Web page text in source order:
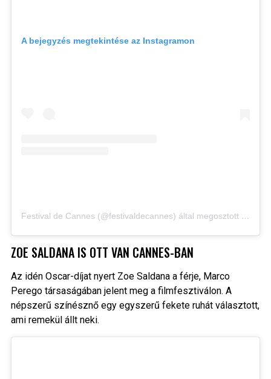
A bejegyzés megtekintése az Instagramon
Festival de Cannes (@festivaldecannes) által megosztott bejegyzés
ZOE SALDANA IS OTT VAN CANNES-BAN
Az idén Oscar-díjat nyert Zoe Saldana a férje, Marco
Perego társaságában jelent meg a filmfesztiválon. A
népszerű színésznő egy egyszerű fekete ruhát választott,
ami remekül állt neki.